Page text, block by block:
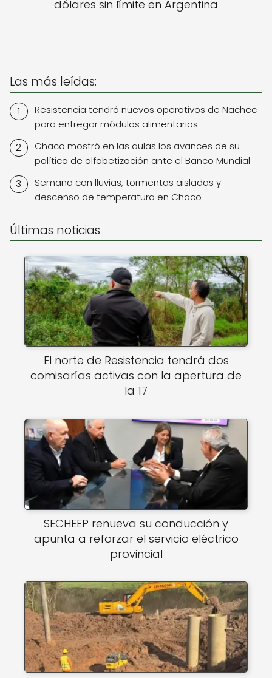
dólares sin límite en Argentina
Las más leídas:
Resistencia tendrá nuevos operativos de Ñachec
para entregar módulos alimentarios
Chaco mostró en las aulas los avances de su
política de alfabetización ante el Banco Mundial
Semana con lluvias, tormentas aisladas y
descenso de temperatura en Chaco
Últimas noticias
El norte de Resistencia tendrá dos
comisarías activas con la apertura de
la 17
SECHEEP renueva su conducción y
apunta a reforzar el servicio eléctrico
provincial